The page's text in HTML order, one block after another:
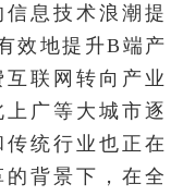
息技术浪潮提
效地提升B端产
联网转向产业
广等大城市逐
统行业也正在
背景下，在全